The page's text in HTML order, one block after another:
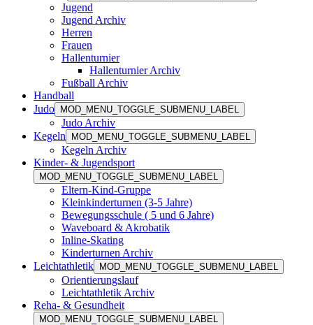
Jugend
Jugend Archiv
Herren
Frauen
Hallenturnier
Hallenturnier Archiv
Fußball Archiv
Handball
Judo
MOD_MENU_TOGGLE_SUBMENU_LABEL
Judo Archiv
Kegeln
MOD_MENU_TOGGLE_SUBMENU_LABEL
Kegeln Archiv
Kinder- & Jugendsport
MOD_MENU_TOGGLE_SUBMENU_LABEL
Eltern-Kind-Gruppe
Kleinkinderturnen (3-5 Jahre)
Bewegungsschule ( 5 und 6 Jahre)
Waveboard & Akrobatik
Inline-Skating
Kinderturnen Archiv
Leichtathletik
MOD_MENU_TOGGLE_SUBMENU_LABEL
Orientierungslauf
Leichtathletik Archiv
Reha- & Gesundheit
MOD_MENU_TOGGLE_SUBMENU_LABEL